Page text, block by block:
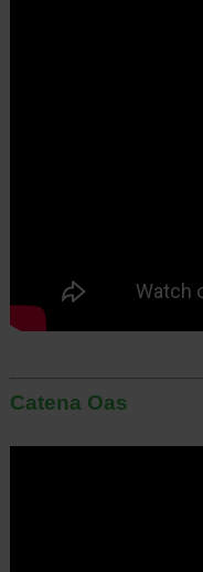
Catena Oas